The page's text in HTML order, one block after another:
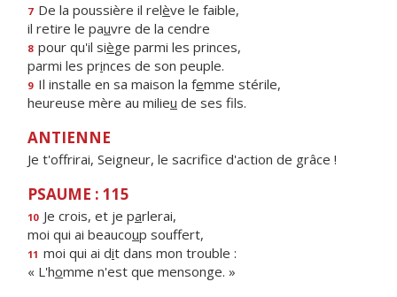
7 De la poussière il relève le faible,
il retire le pauvre de la cendre
8 pour qu'il siège parmi les princes,
parmi les princes de son peuple.
9 Il installe en sa maison la femme stérile,
heureuse mère au milieu de ses fils.
ANTIENNE
Je t'offrirai, Seigneur, le sacrifice d'action de grâce !
PSAUME : 115
10 Je crois, et je parlerai,
moi qui ai beaucoup souffert,
11 moi qui ai dit dans mon trouble :
« L'homme n'est que mensonge. »